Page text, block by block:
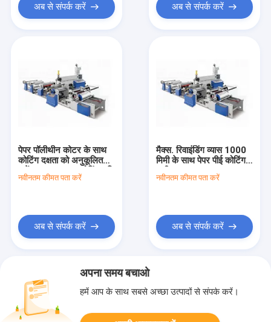
अब से संपर्क करें अब से संपर्क करें
पेपर पॉलीथीन कोटर के साथ
कोटिंग दक्षता को अनुकूलित
करें - 50m/min कोटिंग गति
नवीनतम कीमत पता करें
अब से संपर्क करें
मैक्स. रिवाइंडिंग व्यास 1000
मिमी के साथ पेपर पीई कोटिंग
नवीनतम कीमत पता करें
अब से संपर्क करें
अपना समय बचाओ
हमें आप के साथ सबसे अच्छा उत्पादों से संपर्क करें।